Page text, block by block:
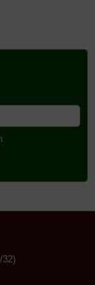
32)